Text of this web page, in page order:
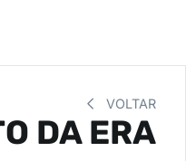
VOLTAR
DA ERA